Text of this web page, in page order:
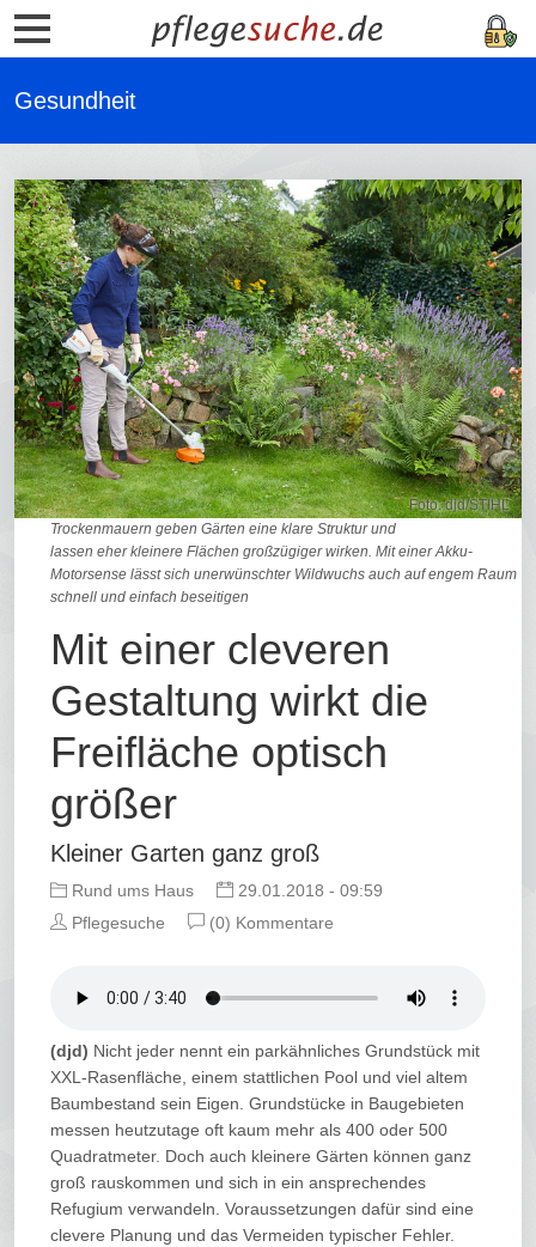
Gesundheit
Foto: djd/STIHL
Trockenmauern geben Gärten eine klare Struktur und
lassen eher kleinere Flächen großzügiger wirken. Mit einer Akku-
Motorsense lässt sich unerwünschter Wildwuchs auch auf engem Raum
schnell und einfach beseitigen
Mit einer cleveren
Gestaltung wirkt die
Freifläche optisch
größer
Kleiner Garten ganz groß
Rund ums Haus
29.01.2018 - 09:59
Pflegesuche
(0) Kommentare
(djd) Nicht jeder nennt ein parkähnliches Grundstück mit
XXL-Rasenfläche, einem stattlichen Pool und viel altem
Baumbestand sein Eigen. Grundstücke in Baugebieten
messen heutzutage oft kaum mehr als 400 oder 500
Quadratmeter. Doch auch kleinere Gärten können ganz
groß rauskommen und sich in ein ansprechendes
Refugium verwandeln. Voraussetzungen dafür sind eine
clevere Planung und das Vermeiden typischer Fehler.